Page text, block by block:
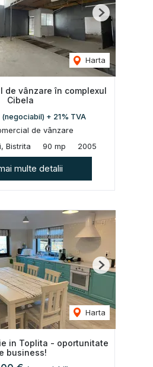
Harta
Next
de vânzare în complexul
Cibela
(negociabil) + 21% TVA
de vânzare
Bistrita
90 mp 2005
multe detalii
Harta
Next
in Toplita - oportunitate
business!